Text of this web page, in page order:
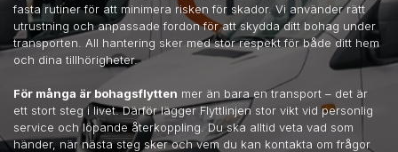
fasta rutiner för att minimera risken för skador. Vi använder rätt
utrustning och anpassade fordon för att skydda ditt bohag under
transporten. All hantering sker med stor respekt för både ditt hem
och dina tillhörigheter.
För många är bohagsflytten mer än bara en transport – det är
ett stort steg i livet. Därför lägger Flyttlinjen stor vikt vid personlig
service och löpande återkoppling. Du ska alltid veta vad som
händer, när nästa steg sker och vem du kan kontakta om frågor